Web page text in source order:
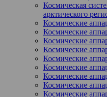
Космическая
арктического
Космические
Космические
Космические
Космические
Космические
Космические
Космические
Космические
Космические